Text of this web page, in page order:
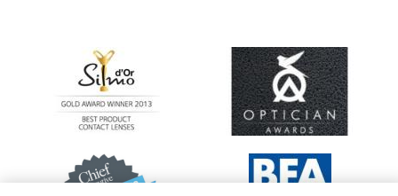
about
Silmo
d’Or
product
award
met
Learn
more
about
Contact
Lens
Product
Year
Learn
more
Learn
more